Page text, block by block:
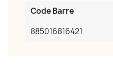
Code Barre
885016816421